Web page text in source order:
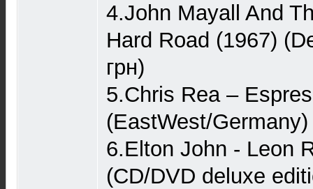
4.John Mayall And
Hard Road (1967)
грн)
5.Chris Rea –
(EastWest/Germany)
6.Elton John - Leon
(CD/DVD deluxe